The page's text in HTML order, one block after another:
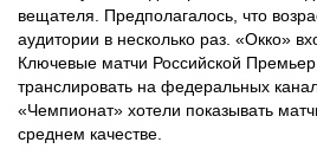
вещателя. Предполагалось, что
аудитории в несколько раз. «Окко»
Ключевые матчи Российской
транслировать на федеральных
«Чемпионат» хотели показывать
среднем качестве.